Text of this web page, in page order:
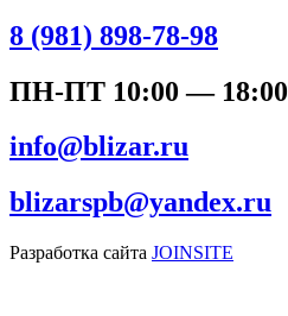
8 (981) 898-78-98
ПН-ПТ 10:00 — 18:00
info@blizar.ru
blizarspb@yandex.ru
Разработка сайта JOINSITE